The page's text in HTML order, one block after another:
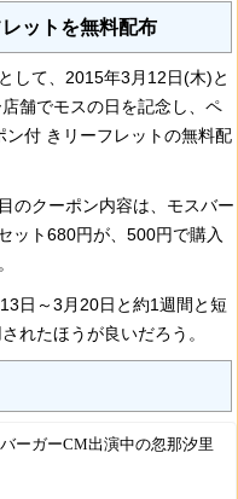
ットを無料配布
して、2015年3月12日(木)と
舗でモスの日を記念し、ペ
付 きリーフレットの無料配
のクーポン内容は、モスバー
ット680円が、500円で購入
日～3月20日と約1週間と短
れたほうが良いだろう。
ーガーCM出演中の忽那汐里